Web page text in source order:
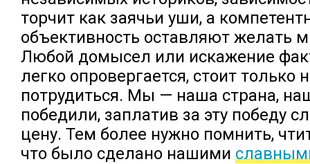
торчит как заячьи уши, а
объективность оставляют желать
Любой домысел или искажение
легко опровергается, стоит только
потрудиться. Мы — наша страна,
победили, заплатив за эту победу
цену. Тем более нужно помнить,
что было сделано нашими